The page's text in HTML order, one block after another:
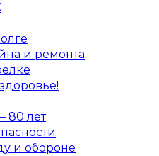
и ремонта
80 лет
и обороне